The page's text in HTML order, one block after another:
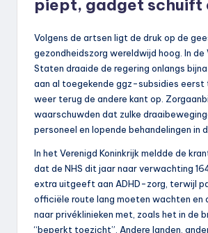
piept, gadget schuift
Volgens de artsen ligt de druk op de
gezondheidszorg wereldwijd hoog. In de
Staten draaide de regering onlangs
aan al toegekende ggz-subsidies eerst
weer terug de andere kant op.
waarschuwden dat zulke
personeel en lopende behandelingen in
In het Verenigd Koninkrijk meldde de
dat de NHS dit jaar naar verwachting
extra uitgeeft aan ADHD-zorg, terwijl
officiële route lang moeten wachten en
naar privéklinieken met, zoals het in de
“beperkt toezicht”. Andere landen,